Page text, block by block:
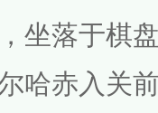
坐落于棋
哈赤入关